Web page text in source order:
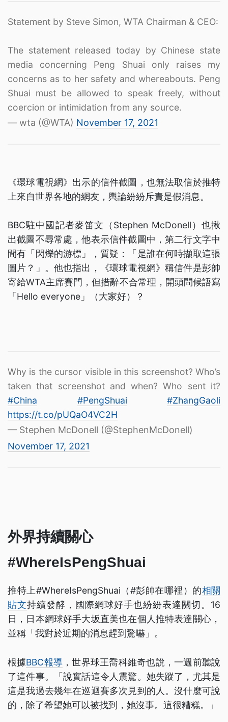
Statement by Steve Simon, WTA Chairman & CEO:
The statement released today by Chinese state
media concerning Peng Shuai only raises my
concerns as to her safety and whereabouts. Peng
Shuai must be allowed to speak freely, without
coercion or intimidation from any source.
— wta (@WTA) November 17, 2021
《環球電視網》出示的信件截圖，也無法取信於推特
上來自世界各地的網友，輿論紛紛斥責是假消息。
BBC駐中國記者麥笛文（Stephen McDonell）也揪
出截圖不尋常處，他表示信件截圖中，第二行文字中
間有「閃爍的游標」，質疑：「是誰在何時擷取這張
圖片？」。他也指出，《環球電視網》稱信件是彭帥
寄給WTA主席賽門，但措辭不合常理，開頭問候語寫
「Hello everyone」（大家好）？
Why is the cursor visible in this screenshot? Who’s
taken that screenshot and when? Who sent it?
#China
#PengShuai
#ZhangGaoli
https://t.co/pUQaO4VC2H
— Stephen McDonell (@StephenMcDonell)
November 17, 2021
外界持續關心
#WhereIsPengShuai
推特上#WhereIsPengShuai（#彭帥在哪裡）的相關
貼文持續發酵，國際網球好手也紛紛表達關切。16
日，日本網球好手大坂直美也在個人推特表達關心，
並稱「我對於近期的消息趕到驚嚇」。
根據BBC報導 ，世界球王喬科維奇也說，一週前聽說
了這件事。「說實話這令人震驚。她失蹤了，尤其是
這是我過去幾年在巡迴賽多次見到的人。沒什麼可說
的，除了希望她可以被找到，她沒事。這很糟糕。」